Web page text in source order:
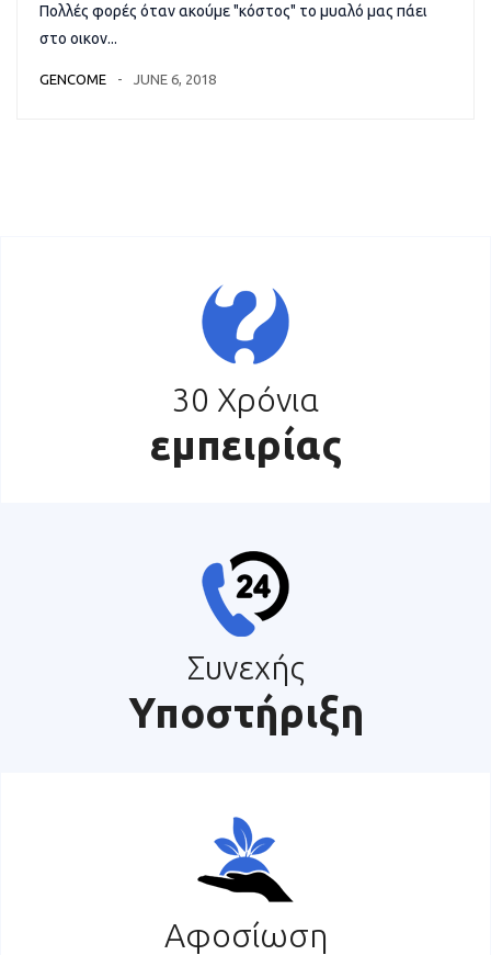
Πολλές φορές όταν ακούμε "κόστος" το μυαλό μας πάει
στο οικον...
GENCOME JUNE 6, 2018
30 Χρόνια
εμπειρίας
Συνεχής
Υποστήριξη
Αφοσίωση